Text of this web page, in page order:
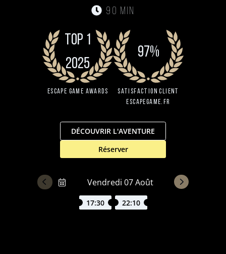
90 min
TOP 1
2025
Escape Game Awards
97%
Satisfaction client
EscapeGame.fr
DÉCOUVRIR L'AVENTURE
Réserver
17:30 22:10